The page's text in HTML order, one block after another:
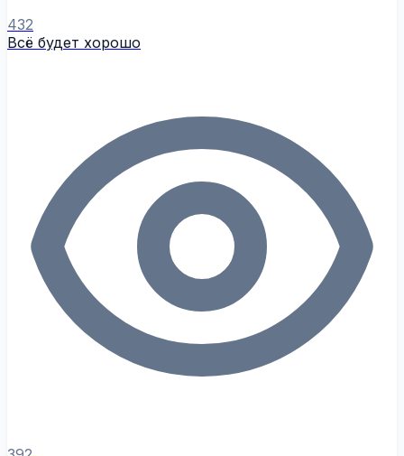
432
Всё будет хорошо